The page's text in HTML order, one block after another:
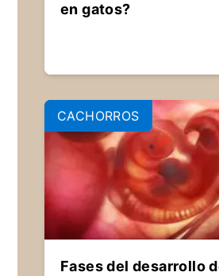
en gatos?
CACHORROS
Fases del desarrollo